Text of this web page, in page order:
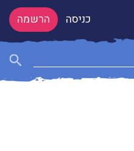
כניסה הרשמה